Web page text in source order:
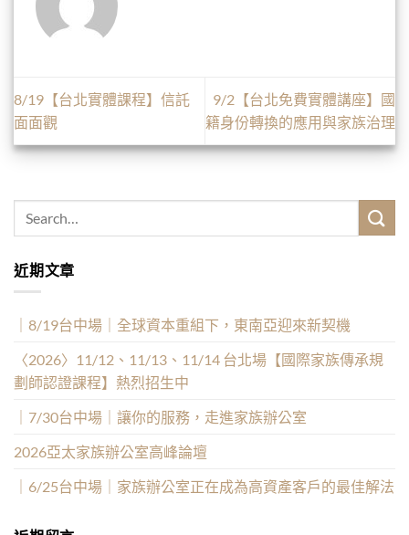
8/19【台北實體課程】信託
面面觀
9/2【台北免費實體講座】國
籍身份轉換的應用與家族治理
近期文章
｜8/19台中場｜全球資本重組下，東南亞迎來新契機
〈2026〉11/12、11/13、11/14 台北場【國際家族傳承規
劃師認證課程】熱烈招生中
｜7/30台中場｜讓你的服務，走進家族辦公室
2026亞太家族辦公室高峰論壇
｜6/25台中場｜家族辦公室正在成為高資產客戶的最佳解法